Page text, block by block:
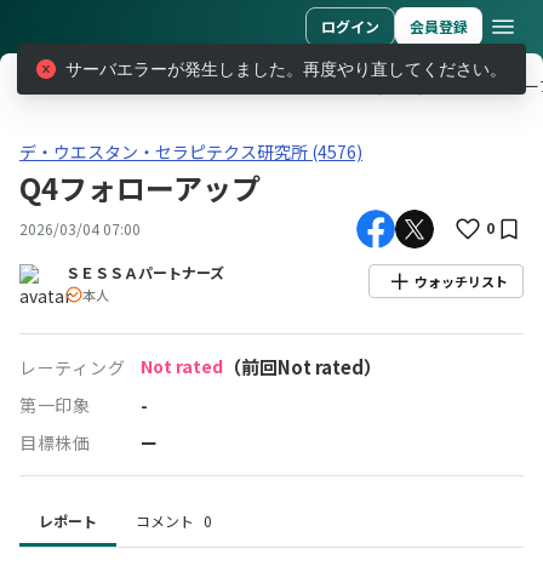
ログイン 会員登録
レポート Q4フォロ
デ・ウエスタン・セラピテクス研究所(4576)Q4フォローアップ
デ・ウエスタン・セラピテクス研究所 (4576)
Q4フォローアップ
2026/03/04 07:00 0
ＳＥＳＳＡパートナーズ
本人
ウォッチリスト
レーティング Not rated （前回Not rated）
第一印象 -
目標株価 ー
レポート コメント 0
サーバエラーが発生しました。再度やり直してください。